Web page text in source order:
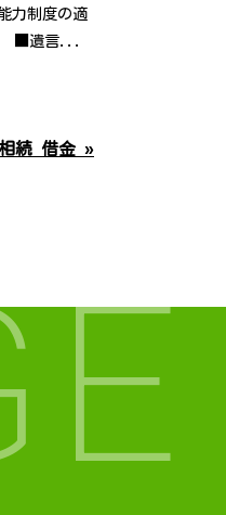
力制度の適
。 ■遺言...
続 借金 »